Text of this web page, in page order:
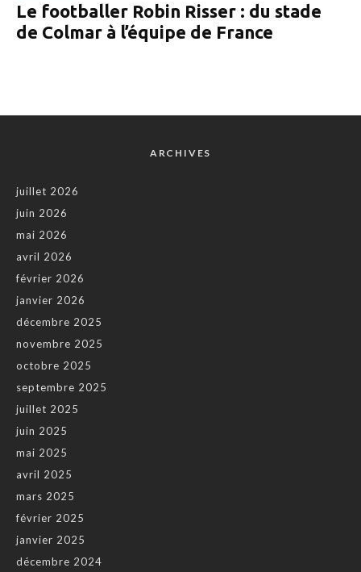
Le footballer Robin Risser : du stade
de Colmar à l’équipe de France
ARCHIVES
juillet 2026
juin 2026
mai 2026
avril 2026
février 2026
janvier 2026
décembre 2025
novembre 2025
octobre 2025
septembre 2025
juillet 2025
juin 2025
mai 2025
avril 2025
mars 2025
février 2025
janvier 2025
décembre 2024